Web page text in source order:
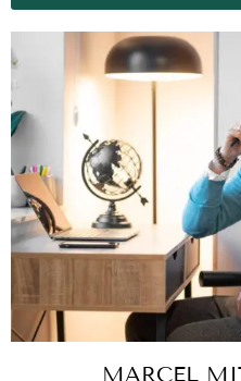
MARCEL